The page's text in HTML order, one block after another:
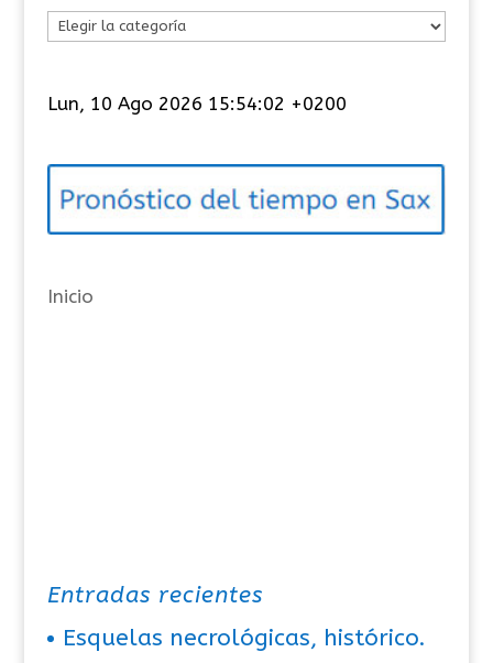
e
o
í
s
Lun, 10 Ago 2026 15:54:02 +0200
Inicio
Entradas recientes
Esquelas necrológicas, histórico.